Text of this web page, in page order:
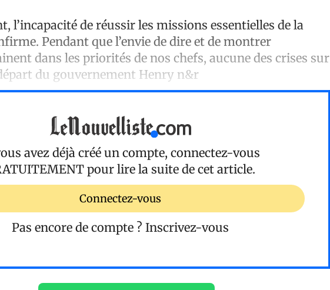
l’incapacité de réussir les missions essentielles de la
Pendant que l’envie de dire et de montrer
dans les priorités de nos chefs, aucune des crises sur
du gouvernement Henry n&r
avez déjà créé un compte, connectez-vous
pour lire la suite de cet article.
Connectez-vous
Pas encore de compte ? Inscrivez-vous